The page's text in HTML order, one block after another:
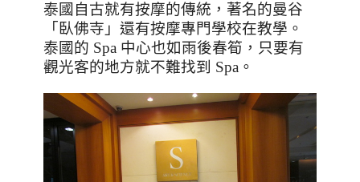
泰國自古就有按摩的傳統，著名的曼谷
「臥佛寺」還有按摩專門學校在教學。
泰國的 Spa 中心也如雨後春筍，只要有
觀光客的地方就不難找到 Spa。